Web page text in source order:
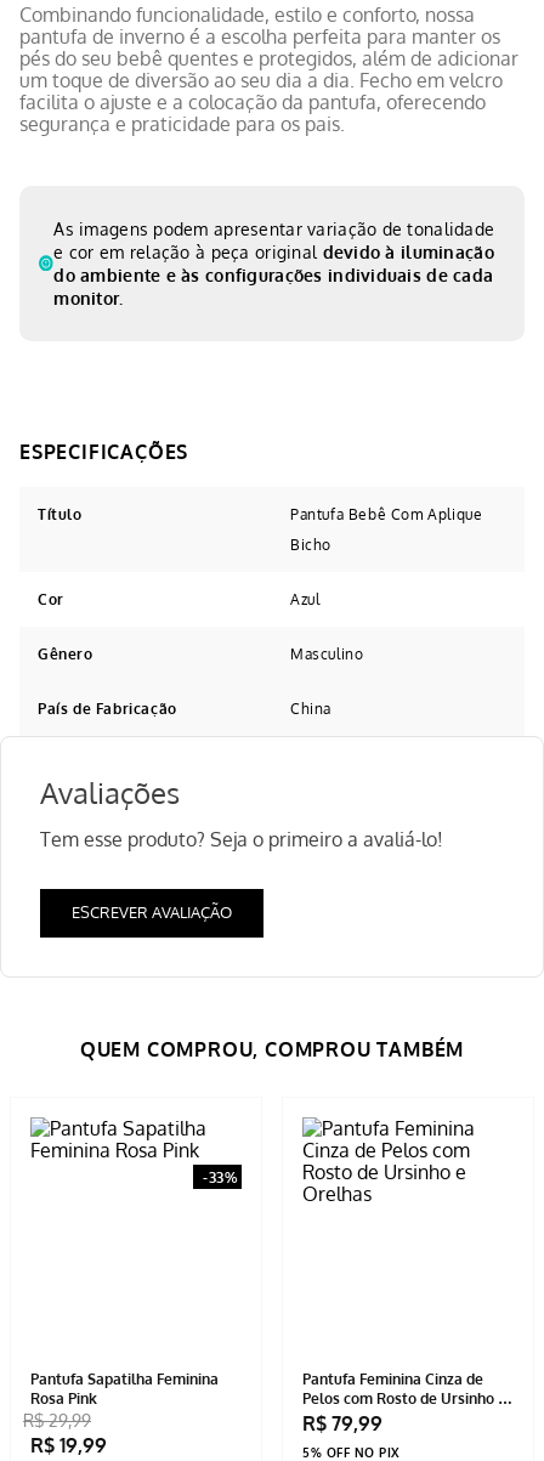
Combinando funcionalidade, estilo e conforto, nossa
pantufa de inverno é a escolha perfeita para manter os
pés do seu bebê quentes e protegidos, além de adicionar
um toque de diversão ao seu dia a dia. Fecho em velcro
facilita o ajuste e a colocação da pantufa, oferecendo
segurança e praticidade para os pais.
As imagens podem apresentar variação de tonalidade
e cor em relação à peça original devido à iluminação
do ambiente e às configurações individuais de cada
monitor.
Título
Pantufa Bebê Com Aplique
Bicho
Cor Azul
Gênero Masculino
País de Fabricação China
Avaliações
Tem esse produto? Seja o primeiro a avaliá-lo!
ESCREVER AVALIAÇÃO
-33%
Pantufa Sapatilha Feminina
Rosa Pink
R$ 29,99
R$ 19,99
Pantufa Feminina Cinza de
Pelos com Rosto de Ursinho e
Orelhas
R$ 79,99
5% OFF NO PIX